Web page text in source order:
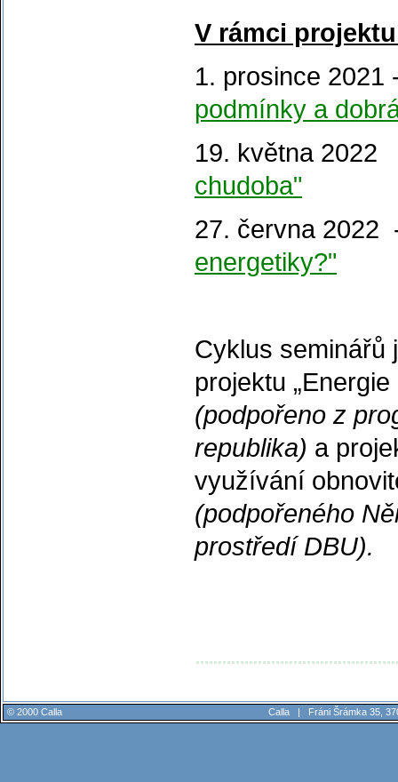
V rámci
1. prosince 2021
podmínky a
19. května
chudoba"
27. června 2022
energetiky?"
Cyklus seminářů
projektu
(podpořeno z
republika) a
využívání
(podpořeného
prostředí DBU).
© 2000 Calla Calla | Fráni Šrámka 35,